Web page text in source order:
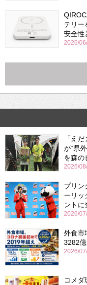
テリ
安全性
2026/
「え
が“県
を森の
2026/
プリン
ーリ
ントに
2026/
外食市
3282
2026/
コメ